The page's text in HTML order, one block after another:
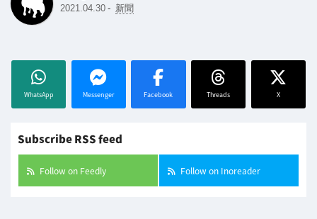
2021.04.30 - 新聞
WhatsApp Messenger Facebook Threads X
Subscribe RSS feed
Follow on Feedly Follow on Inoreader